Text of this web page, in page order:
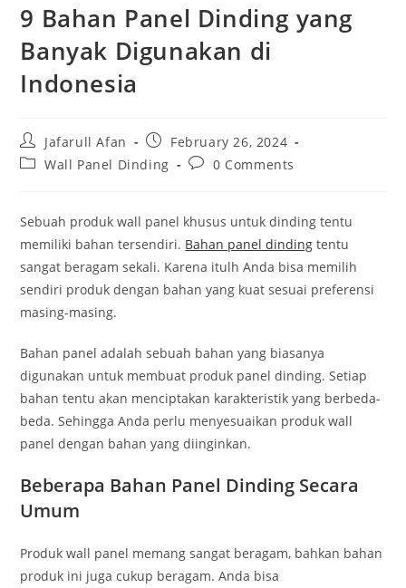
9 Bahan Panel Dinding yang
Banyak Digunakan di
Indonesia
Post
author:
Jafarull Afan
Post
published:
February 26, 2024
PostWall Panel Dinding
Post0 Comments
Sebuah produk wall panel khusus untuk dinding tentu
memiliki bahan tersendiri. Bahan panel dinding tentu
sangat beragam sekali. Karena itulh Anda bisa memilih
sendiri produk dengan bahan yang kuat sesuai preferensi
masing-masing.
Bahan panel adalah sebuah bahan yang biasanya
digunakan untuk membuat produk panel dinding. Setiap
bahan tentu akan menciptakan karakteristik yang berbeda-
beda. Sehingga Anda perlu menyesuaikan produk wall
panel dengan bahan yang diinginkan.
Beberapa Bahan Panel Dinding Secara
Umum
Produk wall panel memang sangat beragam, bahkan bahan
produk ini juga cukup beragam. Anda bisa